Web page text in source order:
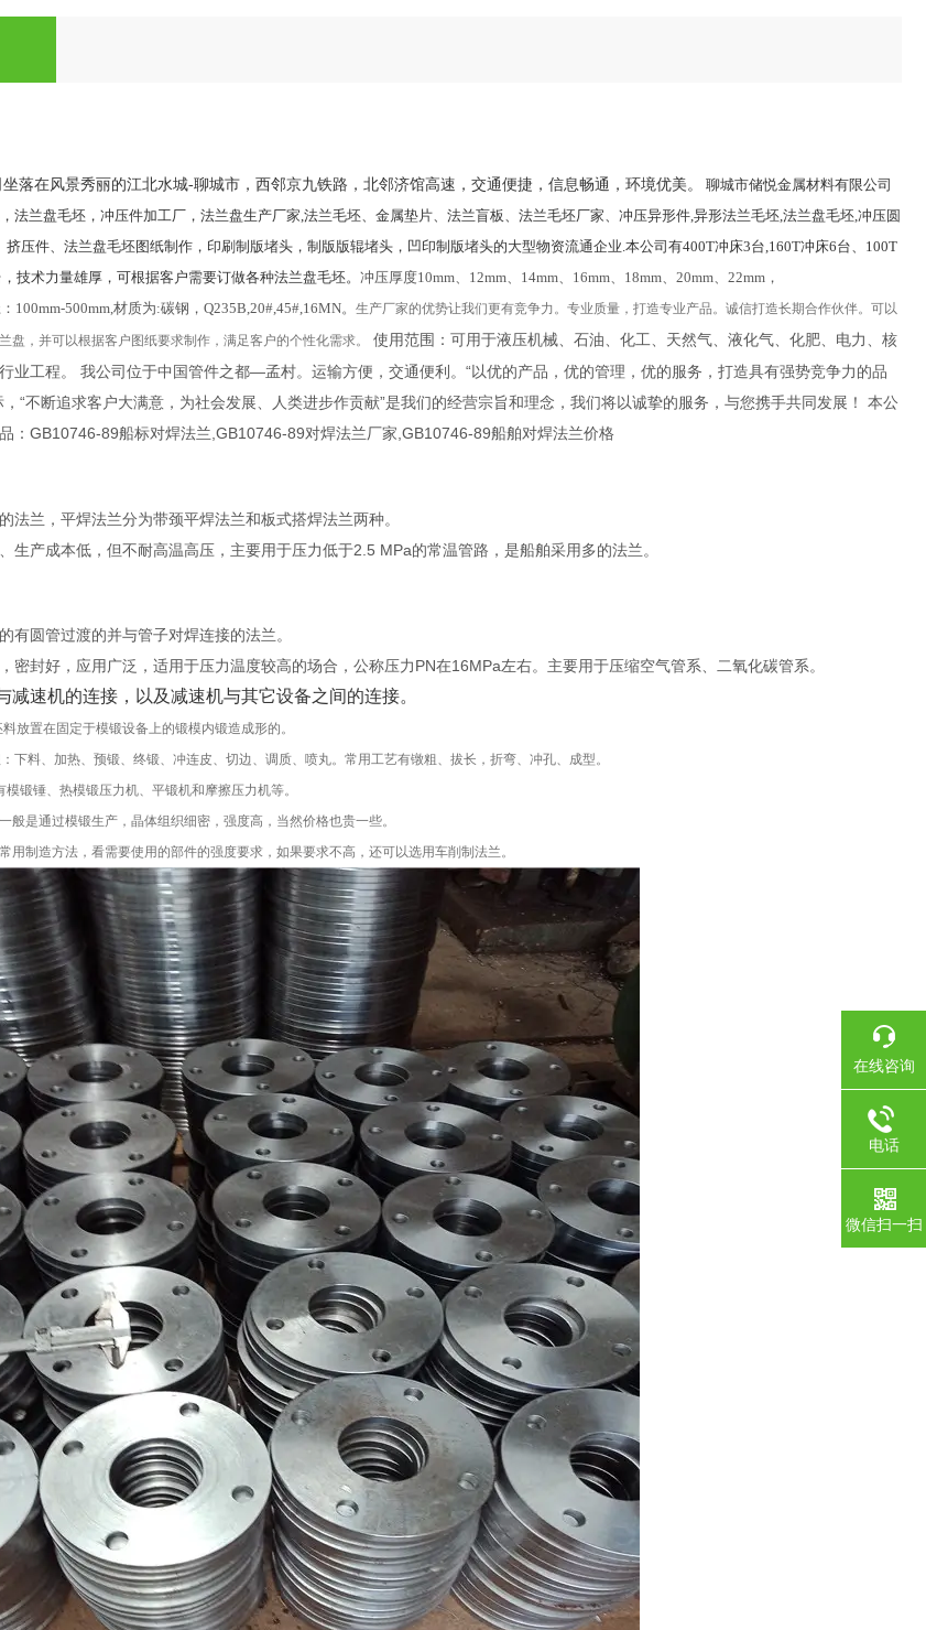
落在风景秀丽的江北水城-聊城市，西邻京九铁路，北邻济馆高速，交通便捷，信息畅通，环境优美。
聊城市储悦金属材料有限公司
法兰盘毛坯，冲压件加工厂，法兰盘生产厂家,法兰毛坯、金属垫片、法兰盲板、法兰毛坯厂家、冲压异形件,异形法兰毛坯,法兰盘毛坯,冲压圆
挤压件、法兰盘毛坯图纸制作，印刷制版堵头，制版版辊堵头，凹印制版堵头的大型物资流通企业.本公司有400T冲床3台,160T冲床6台、100T
技术力量雄厚，可根据客户需要订做各种法兰盘毛坯。 冲压厚度10mm、12mm、14mm、16mm、18mm、20mm、22mm，
100mm-500mm,材质为:碳钢，Q235B,20#,45#,16MN。 生产厂家的优势让我们更有竞争力。专业质量，打造专业产品。诚信打造长期合作伙伴。可以
盘，并可以根据客户图纸要求制作，满足客户的个性化需求。
使用范围：可用于液压机械、石油、化工、天然气、液化气、化肥、电力、核
业工程。 我公司位于中国管件之都—孟村。运输方便，交通便利。“以优的产品，优的管理，优的服务，打造具有强势竞争力的品
“不断追求客户大满意，为社会发展、人类进步作贡献”是我们的经营宗旨和理念，我们将以诚挚的服务，与您携手共同发展！ 本公
：GB10746-89船标对焊法兰,GB10746-89对焊法兰厂家,GB10746-89船舶对焊法兰价格
法兰，平焊法兰分为带颈平焊法兰和板式搭焊法兰两种。
生产成本低，但不耐高温高压，主要用于压力低于2.5 MPa的常温管路，是船舶采用多的法兰。
有圆管过渡的并与管子对焊连接的法兰。
密封好，应用广泛，适用于压力温度较高的场合，公称压力PN在16MPa左右。主要用于压缩空气管系、二氧化碳管系。
减速机的连接，以及减速机与其它设备之间的连接。
放置在固定于模锻设备上的锻模内锻造成形的。
下料、加热、预锻、终锻、冲连皮、切边、调质、喷丸。常用工艺有镦粗、拔长，折弯、冲孔、成型。
锻锤、热模锻压力机、平锻机和摩擦压力机等。
般是通过模锻生产，晶体组织细密，强度高，当然价格也贵一些。
用制造方法，看需要使用的部件的强度要求，如果要求不高，还可以选用车削制法兰。
在线咨询
电话
微信扫一扫